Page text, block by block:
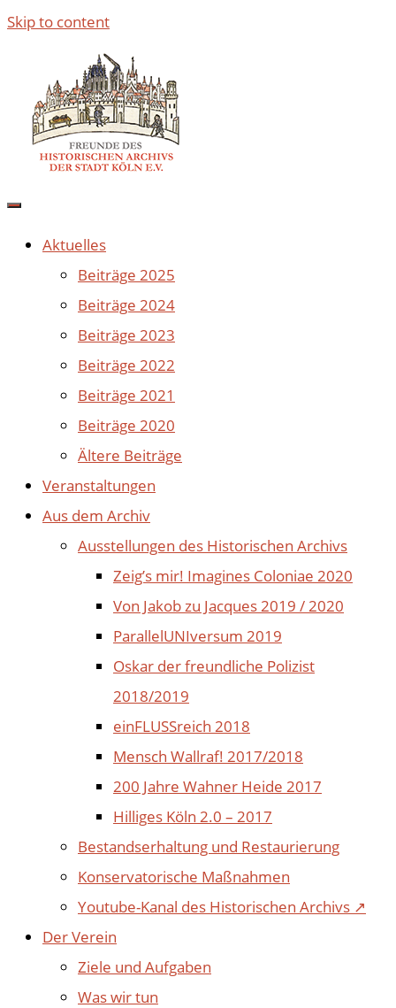
Skip to content
Aktuelles
Beiträge 2025
Beiträge 2024
Beiträge 2023
Beiträge 2022
Beiträge 2021
Beiträge 2020
Ältere Beiträge
Veranstaltungen
Aus dem Archiv
Ausstellungen des Historischen Archivs
Zeig’s mir! Imagines Coloniae 2020
Von Jakob zu Jacques 2019 / 2020
ParallelUNIversum 2019
Oskar der freundliche Polizist
2018/2019
einFLUSSreich 2018
Mensch Wallraf! 2017/2018
200 Jahre Wahner Heide 2017
Hilliges Köln 2.0 – 2017
Bestandserhaltung und Restaurierung
Konservatorische Maßnahmen
Youtube-Kanal des Historischen Archivs ↗
Der Verein
Ziele und Aufgaben
Was wir tun